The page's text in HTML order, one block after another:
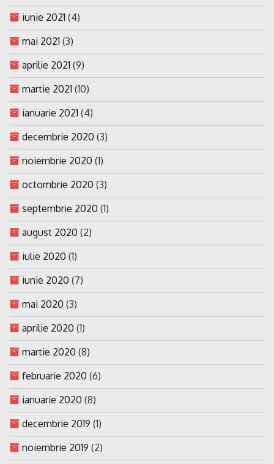
iunie 2021 (4)
mai 2021 (3)
aprilie 2021 (9)
martie 2021 (10)
ianuarie 2021 (4)
decembrie 2020 (3)
noiembrie 2020 (1)
octombrie 2020 (3)
septembrie 2020 (1)
august 2020 (2)
iulie 2020 (1)
iunie 2020 (7)
mai 2020 (3)
aprilie 2020 (1)
martie 2020 (8)
februarie 2020 (6)
ianuarie 2020 (8)
decembrie 2019 (1)
noiembrie 2019 (2)